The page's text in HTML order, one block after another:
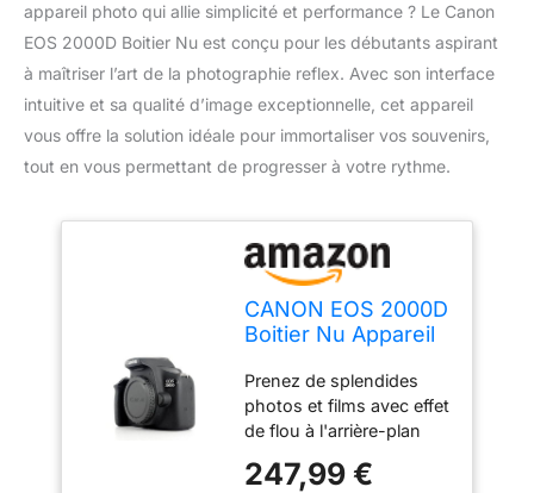
appareil photo qui allie simplicité et performance ? Le Canon
EOS 2000D Boitier Nu est conçu pour les débutants aspirant
à maîtriser l’art de la photographie reflex. Avec son interface
intuitive et sa qualité d’image exceptionnelle, cet appareil
vous offre la solution idéale pour immortaliser vos souvenirs,
tout en vous permettant de progresser à votre rythme.
CANON EOS 2000D
Boitier Nu Appareil
Debutant
Prenez de splendides
photos et films avec effet
de flou à l'arrière-plan
partagez vos images
247,99 €